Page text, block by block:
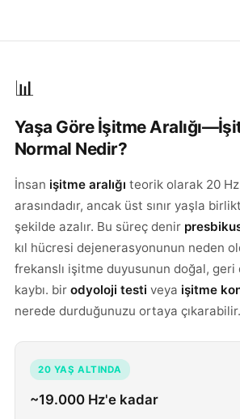
📊
Yaşa Göre İşitme
Normal Nedir?
İnsan işitme aralığı teorik olarak 20
arasındadır, ancak üst sınır yaşla
şekilde azalır. Bu süreç denir
kıl hücresi dejenerasyonunun neden
frekanslı işitme duyusunun doğal, geri
kaybı. bir odyoloji testi veya işitme
nerede durduğunuzu ortaya çıkarabilir.
20 YAŞ ALTINDA
~19.000 Hz'e kadar